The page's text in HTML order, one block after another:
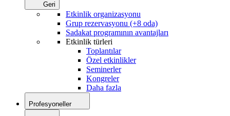
Geri
Etkinlik organizasyonu
Grup rezervasyonu (+8 oda)
Sadakat programının avantajları
Etkinlik türleri
Toplantılar
Özel etkinlikler
Seminerler
Kongreler
Daha fazla
Profesyoneller